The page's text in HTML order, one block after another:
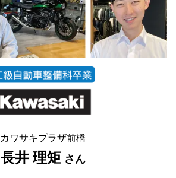
カワサキプラザ前橋
長井 理矩 さん